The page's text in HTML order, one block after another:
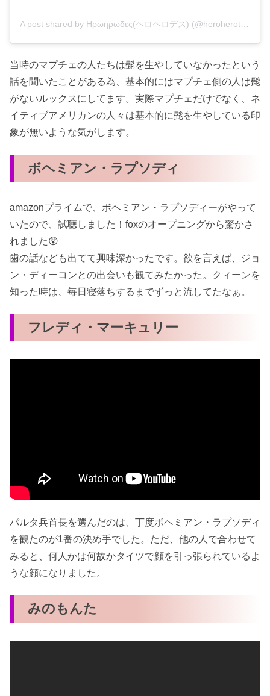
当時のマプチェの人たちは髭を生やしていなかったという
話を聞いたことがある為、基本的にはマプチェ側の人は髭
がないルックスにしてます。実際マプチェだけでなく、ネ
イティブアメリカンの人々は基本的に髭を生やしている印
象が無いような気がします。
ボヘミアン・ラプソディ
amazonプライムで、ボヘミアン・ラプソディーがやって
いたので、試聴しました！foxのオープニングから驚かさ
れました😲
歯の話なども出てて興味深かったです。欲を言えば、ジョ
ン・ディーコンとの出会いも観てみたかった。クィーンを
知った時は、毎日寝落ちするまでずっと流してたなぁ。
フレディ・マーキュリー
パルタ兵首長を選んだのは、丁度ボヘミアン・ラプソディ
を観たのが1番の決め手でした。ただ、他の人で合わせて
みると、何人かは何故かタイツで顔を引っ張られているよ
うな顔になりました。
みのもんた